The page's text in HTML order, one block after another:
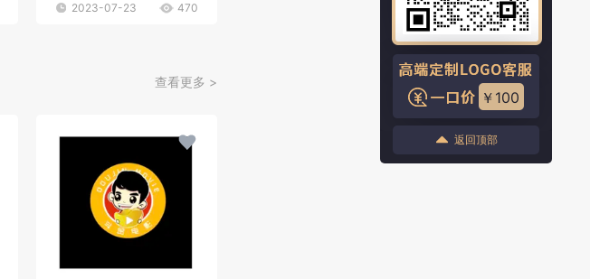
2023-07-23 470
查看更多 >
￥100
返回顶部